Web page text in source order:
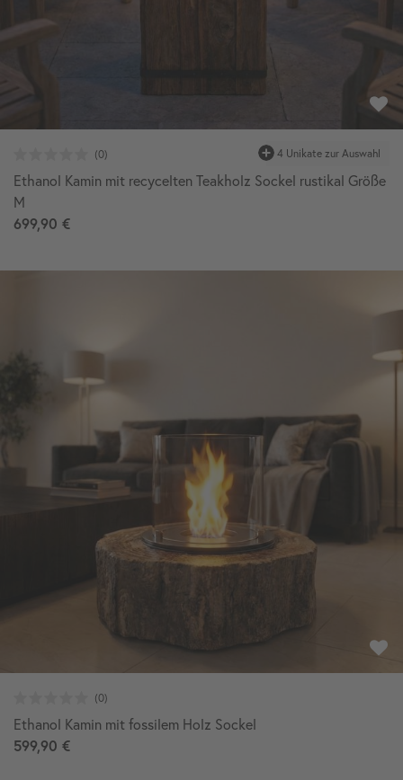
Ethanol Kamin mit recycelten Teakholz Sockel rustikal Größe
M
699,90 €
Ethanol Kamin mit fossilem Holz Sockel
599,90 €